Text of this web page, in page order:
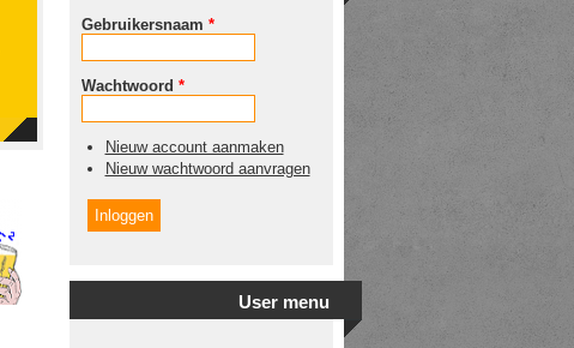
Gebruikersnaam *
Wachtwoord *
Nieuw account aanmaken
Nieuw wachtwoord aanvragen
User menu